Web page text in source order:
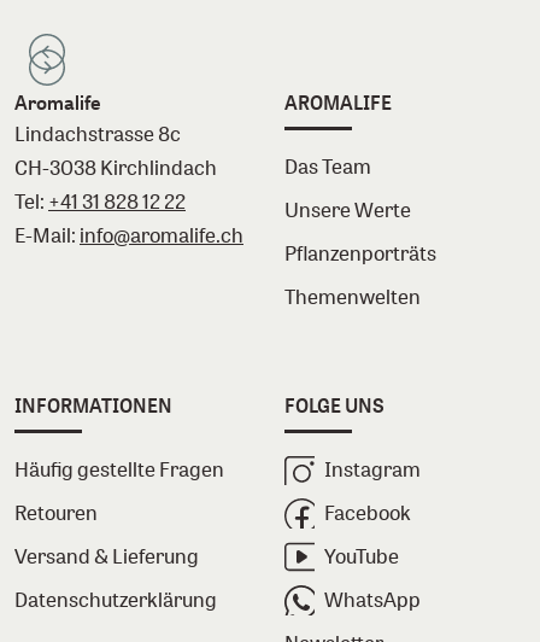
Aromalife
Lindachstrasse 8c
CH-3038 Kirchlindach
Tel: +41 31 828 12 22
E-Mail: info@aromalife.ch
AROMALIFE
Das Team
Unsere Werte
Pflanzenporträts
Themenwelten
INFORMATIONEN
Häufig gestellte Fragen
Retouren
Versand & Lieferung
Datenschutzerklärung
FOLGE UNS
Instagram
Facebook
YouTube
WhatsApp